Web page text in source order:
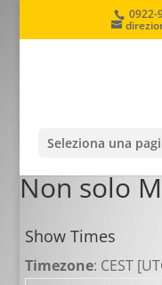
0922-
Seleziona una
Non solo
Show Times
Timezone: CEST